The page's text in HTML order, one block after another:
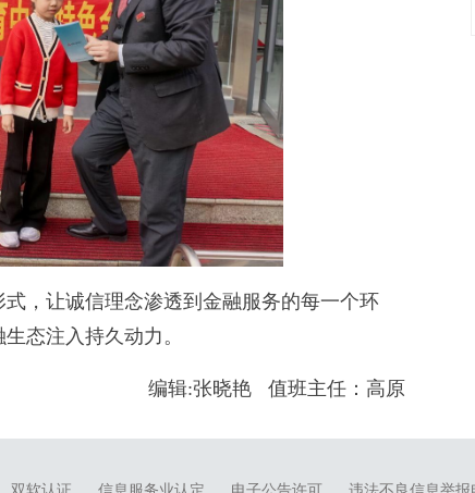
，让诚信理念渗透到金融服务的每一个环
态注入持久动力。
编辑:张晓艳 值班主任：高原